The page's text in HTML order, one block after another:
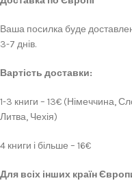
Ваша посилка буде
3-7 днів.
Вартість доставки:
1-3 книги – 13€ (Німеччина,
Литва, Чехія)
4 книги і більше – 16€
Для всіх інших країн